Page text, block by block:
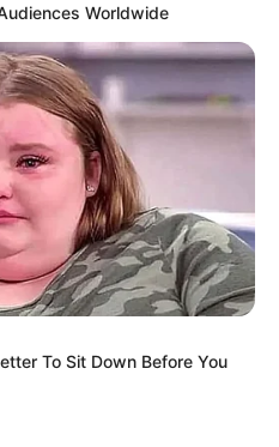
Worldwide
To Sit Down Before You